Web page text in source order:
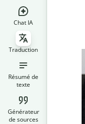
Chat IA
Traduction
Résumé de
texte
Générateur
de sources